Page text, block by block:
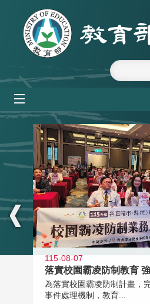
跳到主要內容區塊
:::
115-08-07
落實校園霸凌防制教育
為落實校園霸凌防制計畫，
事件處理機制，教育...